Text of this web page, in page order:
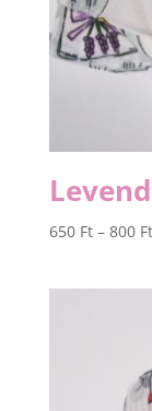
650 Ft – 800 Ft